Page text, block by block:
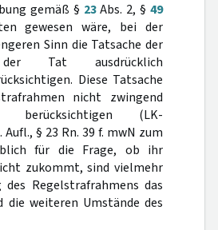
gemäß § 23Abs. 2, §49
gewesen wäre, bei der
Sinn die Tatsache der
der Tat ausdrücklich
Diese Tatsache
nicht zwingend
berücksichtigen (LK-
§ 23 Rn. 39 f. mwN zum
für die Frage, ob ihr
zukommt, sind vielmehr
des Regelstrafrahmens das
weiteren Umstände des